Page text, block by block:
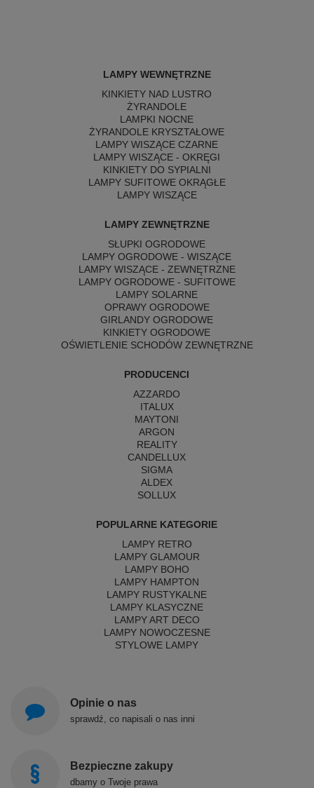
LAMPY WEWNĘTRZNE
KINKIETY NAD LUSTRO
ŻYRANDOLE
LAMPKI NOCNE
ŻYRANDOLE KRYSZTAŁOWE
LAMPY WISZĄCE CZARNE
LAMPY WISZĄCE - OKRĘGI
KINKIETY DO SYPIALNI
LAMPY SUFITOWE OKRĄGŁE
LAMPY WISZĄCE
LAMPY ZEWNĘTRZNE
SŁUPKI OGRODOWE
LAMPY OGRODOWE - WISZĄCE
LAMPY WISZĄCE - ZEWNĘTRZNE
LAMPY OGRODOWE - SUFITOWE
LAMPY SOLARNE
OPRAWY OGRODOWE
GIRLANDY OGRODOWE
KINKIETY OGRODOWE
OŚWIETLENIE SCHODÓW ZEWNĘTRZNE
PRODUCENCI
AZZARDO
ITALUX
MAYTONI
ARGON
REALITY
CANDELLUX
SIGMA
ALDEX
SOLLUX
POPULARNE KATEGORIE
LAMPY RETRO
LAMPY GLAMOUR
LAMPY BOHO
LAMPY HAMPTON
LAMPY RUSTYKALNE
LAMPY KLASYCZNE
LAMPY ART DECO
LAMPY NOWOCZESNE
STYLOWE LAMPY
Opinie o nas
sprawdź, co napisali o nas inni
Bezpieczne zakupy
dbamy o Twoje prawa